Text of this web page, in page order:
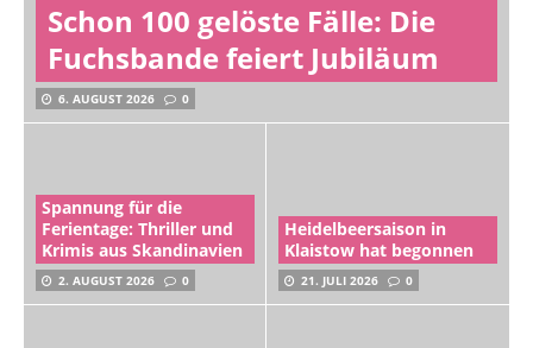
Schon 100 gelöste Fälle: Die
Fuchsbande feiert Jubiläum
6. AUGUST 2026 0
Spannung für die
Ferientage: Thriller und
Krimis aus Skandinavien
2. AUGUST 2026 0
Heidelbeersaison in
Klaistow hat begonnen
21. JULI 2026 0